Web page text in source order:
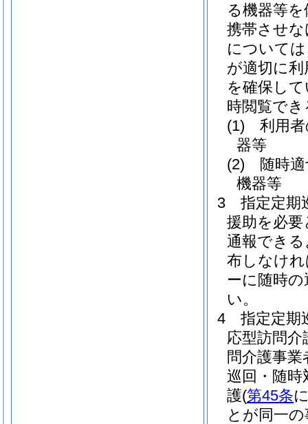
る機器等
携帯させ
について
が適切に
を確保し
時閲覧で
(1)
利用
器等
(2)
随時
機器等
3
指定定期
援助を必
通報でき
布しなけ
ーに随時
い。
4
指定定期
応型訪問介
問介護事
巡回・随時
護(第45条
とが同一